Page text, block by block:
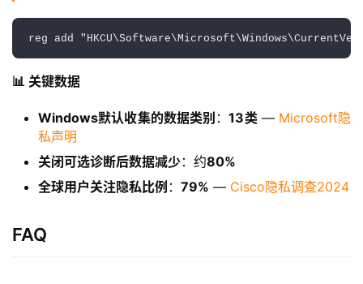
境
电
系
机
工
reg add
📊 关键数据
Windows默认收集的数据类别 ：13类— Microsoft隐
私声明
关闭可选诊断后数据减少：约80%
全球用户关注隐私比例 ： 79% — Cisco隐私调查2024
FAQ